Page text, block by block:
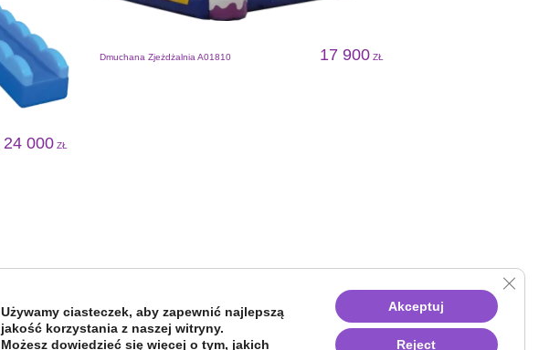
24 000ZŁ
Dmuchana Zjeżdżalnia A01810 17 900 ZŁ
Używamy ciasteczek, aby zapewnić najlepszą
jakość korzystania z naszej witryny.
Możesz dowiedzieć się więcej o tym, jakich
Akceptuj
Reject